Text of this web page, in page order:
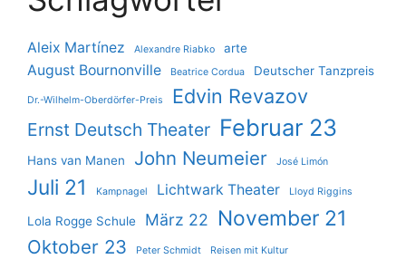
Aleix Martínez Alexandre Riabko arte
August Bournonville Beatrice Cordua Deutscher Tanzpreis
Dr.-Wilhelm-Oberdörfer-Preis Edvin Revazov
Ernst Deutsch Theater Februar 23
Hans van Manen John Neumeier José Limón
Juli 21 Kampnagel Lichtwark Theater Lloyd Riggins
Lola Rogge Schule März 22 November 21
Oktober 23 Peter Schmidt Reisen mit Kultur